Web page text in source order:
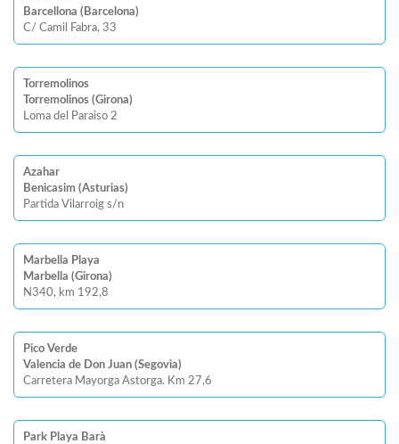
Barcellona (Barcelona)
C/ Camil Fabra, 33
Torremolinos
Torremolinos (Girona)
Loma del Paraiso 2
Azahar
Benicasim (Asturias)
Partida Vilarroig s/n
Marbella Playa
Marbella (Girona)
N340, km 192,8
Pico Verde
Valencia de Don Juan (Segovia)
Carretera Mayorga Astorga. Km 27,6
Park Playa Barà